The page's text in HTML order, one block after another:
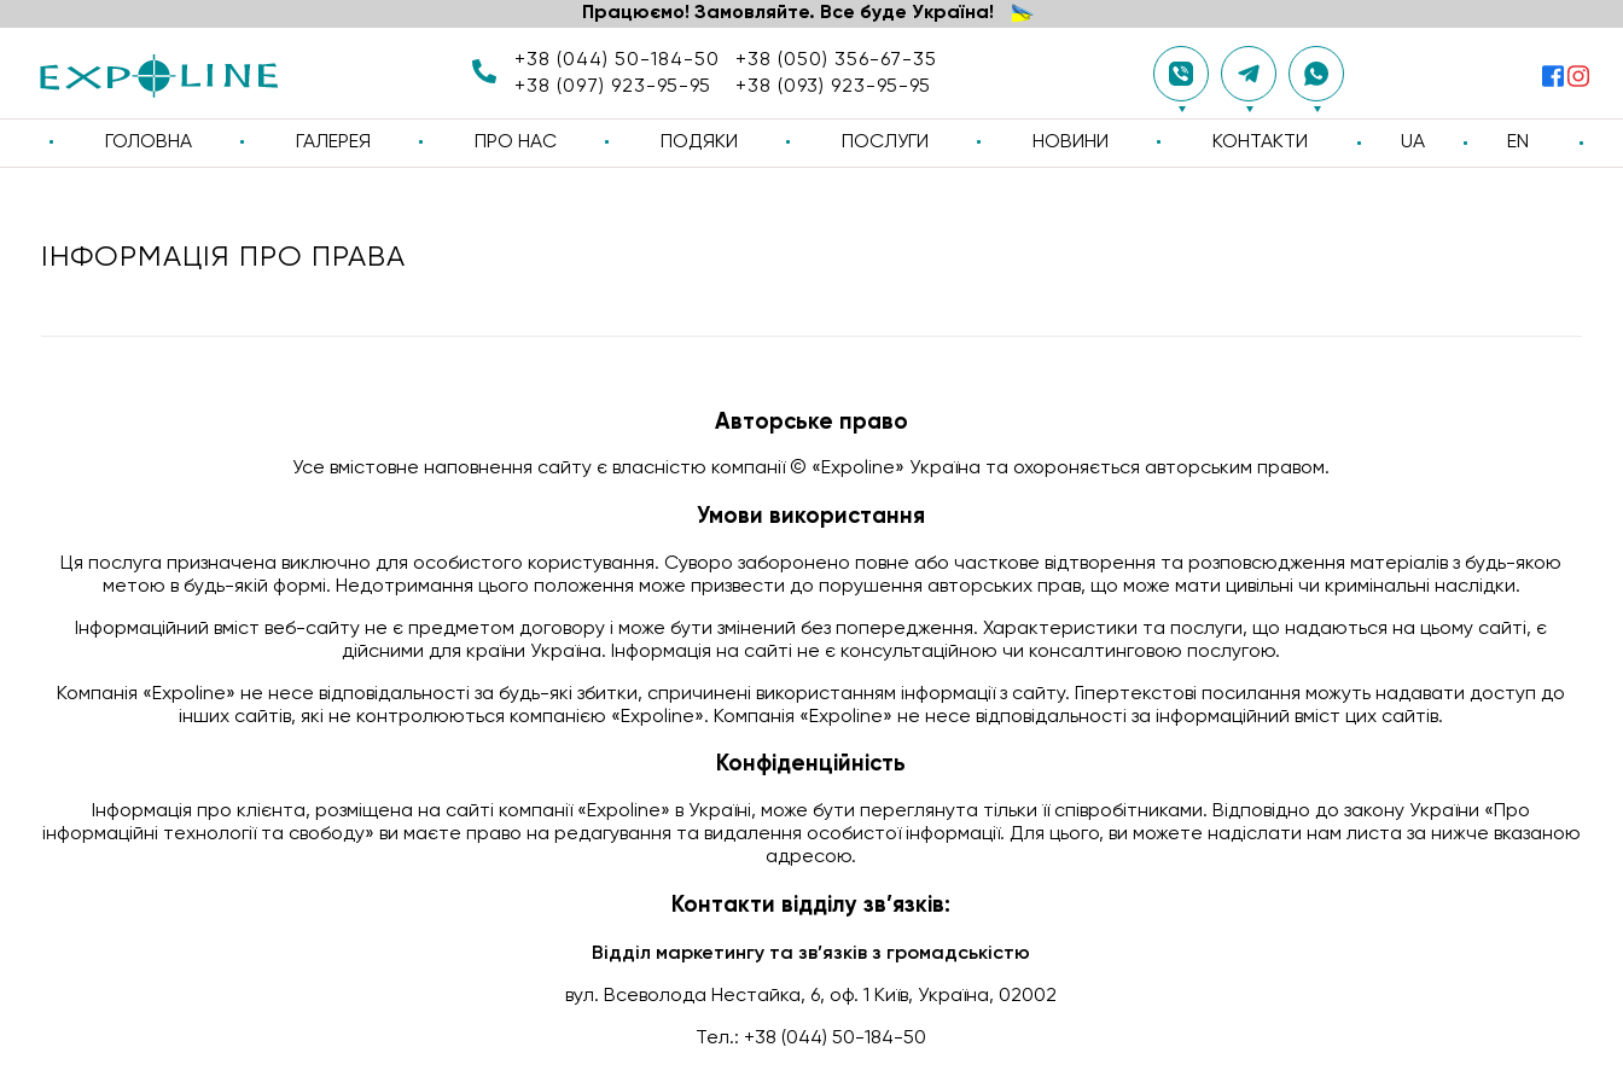
Працюємо! Замовляйте. Все буде Україна!
+38 (044) 50-184-50
+38 (050) 356-67-35
+38 (097) 923-95-95
+38 (093) 923-95-95
ГОЛОВНА ГАЛЕРЕЯ ПРО НАС ПОДЯКИ ПОСЛУГИ НОВИНИ КОНТАКТИ UA EN
ІНФОРМАЦІЯ ПРО ПРАВА
Авторське право
Усе вмістовне наповнення сайту є власністю компанії © «Expoline» Українa та охороняється авторським правом.
Умови використання
Ця послуга призначена виключно для особистого користування. Суворо заборонено повне або часткове відтворення та розповсюдження матеріалів з будь-якою
метою в будь-якій формі. Недотримання цього положення може призвести до порушення авторських прав, що може мати цивільні чи кримінальні наслідки.
Інформаційний вміст веб-сайту не є предметом договору і може бути змінений без попередження. Характеристики та послуги, що надаються на цьому сайті, є
дійсними для країни Україна. Інформація на сайті не є консультаційною чи консалтинговою послугою.
Компанія «Expoline» не несе відповідальності за будь-які збитки, спричинені використанням інформації з сайту. Гіпертекстові посилання можуть надавати доступ до
інших сайтів, які не контролюються компанією «Expoline». Компанія «Expoline» не несе відповідальності за інформаційний вміст цих сайтів.
Конфіденційність
Інформація про клієнта, розміщена на сайті компанії «Expoline» в Україні, може бути переглянута тільки її співробітниками. Відповідно до закону України «Про
інформаційні технології та свободу» ви маєте право на редагування та видалення особистої інформації. Для цього, ви можете надіслати нам листа за нижче вказаною
адресою.
Контакти відділу зв’язків:
Відділ маркетингу та зв’язків з громадськістю
вул. Всеволода Нестайка, 6, оф. 1 Київ, Україна, 02002
Тел.: +38 (044) 50-184-50